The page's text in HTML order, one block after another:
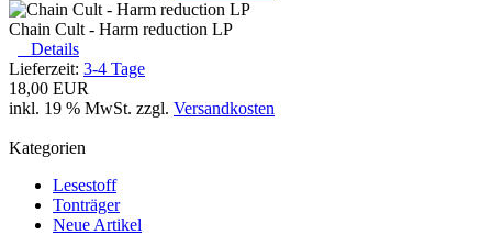
Chain Cult - Harm reduction LP
Details
Lieferzeit: 3-4 Tage
18,00 EUR
inkl. 19 % MwSt. zzgl. Versandkosten
Kategorien
Lesestoff
Tonträger
Neue Artikel